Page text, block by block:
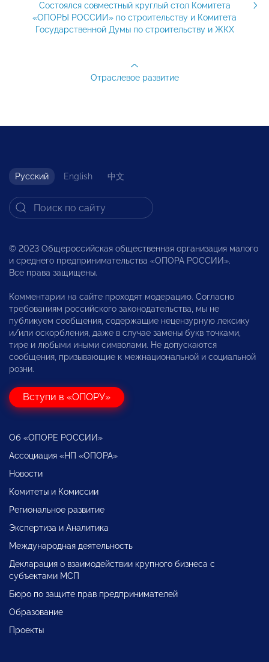
Состоялся совместный круглый стол Комитета
«ОПОРЫ РОССИИ» по строительству и Комитета
Государственной Думы по строительству и ЖКХ
Отраслевое развитие
Русский English 中文
© 2023 Общероссийская общественная организация малого
и среднего предпринимательства «ОПОРА РОССИИ».
Все права защищены.
Комментарии на сайте проходят модерацию. Согласно
требованиям российского законодательства, мы не
публикуем сообщения, содержащие нецензурную лексику
и/или оскорбления, даже в случае замены букв точками,
тире и любыми иными символами. Не допускаются
сообщения, призывающие к межнациональной и социальной
розни.
Вступи в «ОПОРУ»
Об «ОПОРЕ РОССИИ»
Ассоциация «НП «ОПОРА»
Новости
Комитеты и Комиссии
Региональное развитие
Экспертиза и Аналитика
Международная деятельность
Декларация о взаимодействии крупного бизнеса с
субъектами МСП
Бюро по защите прав предпринимателей
Образование
Проекты